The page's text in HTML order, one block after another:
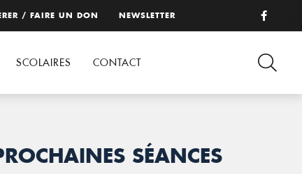
/ FAIRE UN DON NEWSLETTER
SCOLAIRES CONTACT
SÉANCES